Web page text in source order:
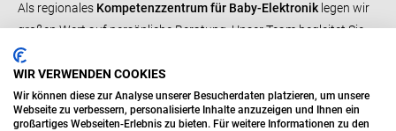
Als regionales Kompetenzzentrum für Baby-Elektronik legen wir
großen Wert auf persönliche Beratung. Unser Team begleitet Sie
bei der Auswahl des passenden Produkts – individuell, ehrlich und
mit viel Erfahrung. Besonders stolz sind wir auf unsere Rolle als
offizielles Kundendienstzentrum von Philips in Südtirol. Wir
übernehmen Reparaturen, Ersatzteilservice und Wartung für
WIR VERWENDEN COOKIES
Wir können diese zur Analyse unserer Besucherdaten platzieren, um unsere
Webseite zu verbessern, personalisierte Inhalte anzuzeigen und Ihnen ein
großartiges Webseiten-Erlebnis zu bieten. Für weitere Informationen zu den